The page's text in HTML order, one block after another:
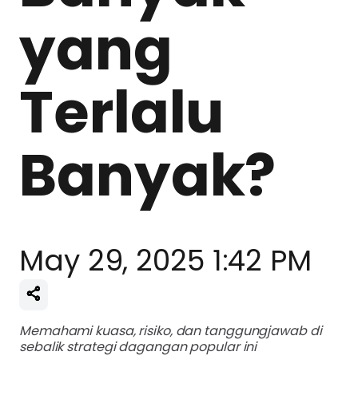
yang
Terlalu
Banyak?
May 29, 2025 1:42 PM
Memahami kuasa, risiko, dan tanggungjawab di
sebalik strategi dagangan popular ini